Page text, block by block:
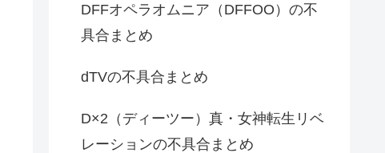
DFFオペラオムニア（DFFOO）の不
具合まとめ
dTVの不具合まとめ
D×2（ディーツー）真・女神転生リベ
レーションの不具合まとめ